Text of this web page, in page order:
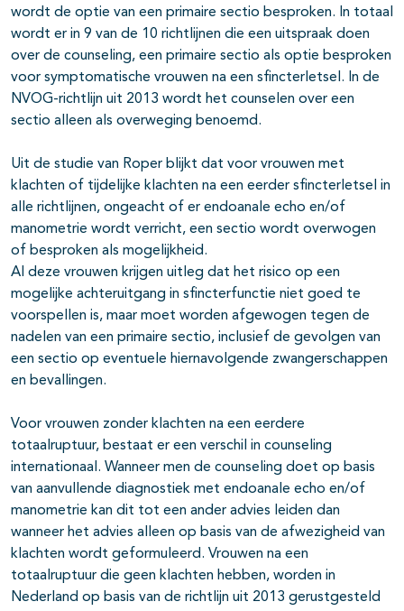
wordt de optie van een primaire sectio besproken. In totaal
wordt er in 9 van de 10 richtlijnen die een uitspraak doen
over de counseling, een primaire sectio als optie besproken
voor symptomatische vrouwen na een sfincterletsel. In de
NVOG-richtlijn uit 2013 wordt het counselen over een
sectio alleen als overweging benoemd.
Uit de studie van Roper blijkt dat voor vrouwen met
klachten of tijdelijke klachten na een eerder sfincterletsel in
alle richtlijnen, ongeacht of er endoanale echo en/of
manometrie wordt verricht, een sectio wordt overwogen
of besproken als mogelijkheid.
Al deze vrouwen krijgen uitleg dat het risico op een
mogelijke achteruitgang in sfincterfunctie niet goed te
voorspellen is, maar moet worden afgewogen tegen de
nadelen van een primaire sectio, inclusief de gevolgen van
een sectio op eventuele hiernavolgende zwangerschappen
en bevallingen.
Voor vrouwen zonder klachten na een eerdere
totaalruptuur, bestaat er een verschil in counseling
internationaal. Wanneer men de counseling doet op basis
van aanvullende diagnostiek met endoanale echo en/of
manometrie kan dit tot een ander advies leiden dan
wanneer het advies alleen op basis van de afwezigheid van
klachten wordt geformuleerd. Vrouwen na een
totaalruptuur die geen klachten hebben, worden in
Nederland op basis van de richtlijn uit 2013 gerustgesteld